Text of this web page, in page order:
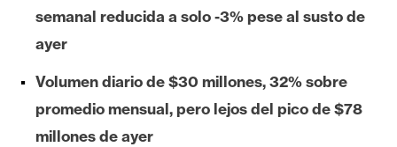
A
n
l
i
s
semanal reducida a solo -3% pese al susto de
ayer
Volumen diario de $30 millones, 32% sobre
promedio mensual, pero lejos del pico de $78
millones de ayer